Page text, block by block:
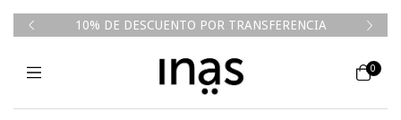
10% DE DESCUENTO POR TRANSFERENCIA
0